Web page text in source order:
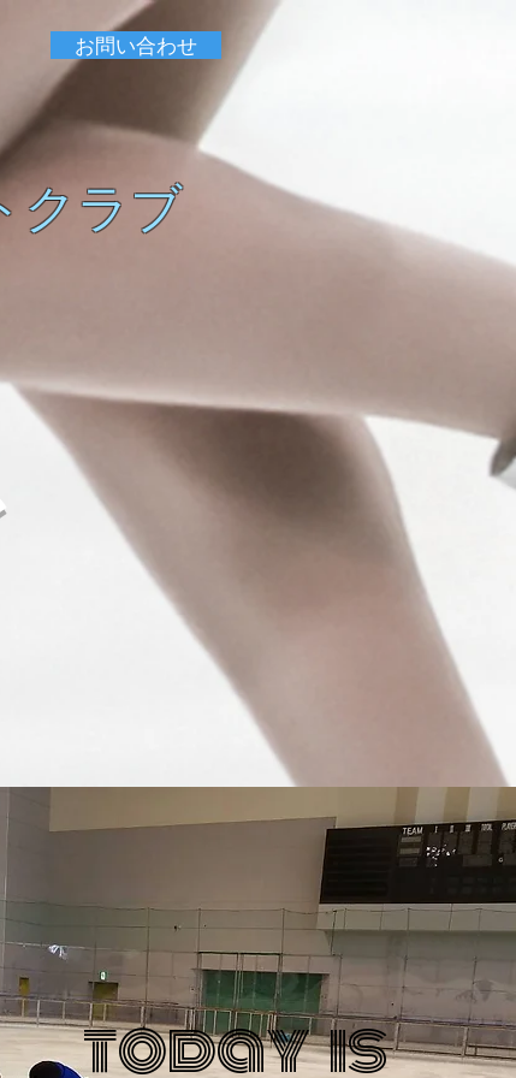
お問い合わせ
クラブ
ギュアスケートレッスン
フィギュアスケートクラ
ブ
today is